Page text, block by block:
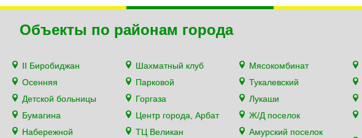
Объекты по районам города
II Биробиджан
Осенняя
Детской больницы
Бумагина
Набережной
Шахматный клуб
Парковой
Горгаза
Центр города, Арбат
ТЦ Великан
Мясокомбинат
Тукалевский
Лукаши
Ж/Д поселок
Амурский поселок